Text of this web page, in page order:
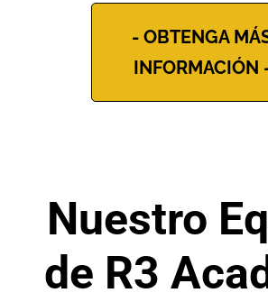
- OBTENGA
INFORMACIÓN
Nuestro
de R3